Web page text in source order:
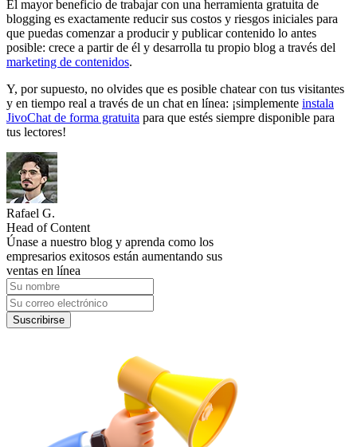
El mayor beneficio de trabajar con una herramienta gratuita de
blogging es exactamente reducir sus costos y riesgos iniciales para
que puedas comenzar a producir y publicar contenido lo antes
posible: crece a partir de él y desarrolla tu propio blog a través del
marketing de contenidos.
Y, por supuesto, no olvides que es posible chatear con tus visitantes
y en tiempo real a través de un chat en línea: ¡simplemente instala
JivoChat de forma gratuita para que estés siempre disponible para
tus lectores!
Rafael G.
Head of Content
Únase a nuestro blog y aprenda como los
empresarios exitosos están aumentando sus
ventas en línea
Suscribirse